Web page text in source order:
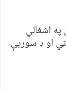
په اشغالي
او د سوریې